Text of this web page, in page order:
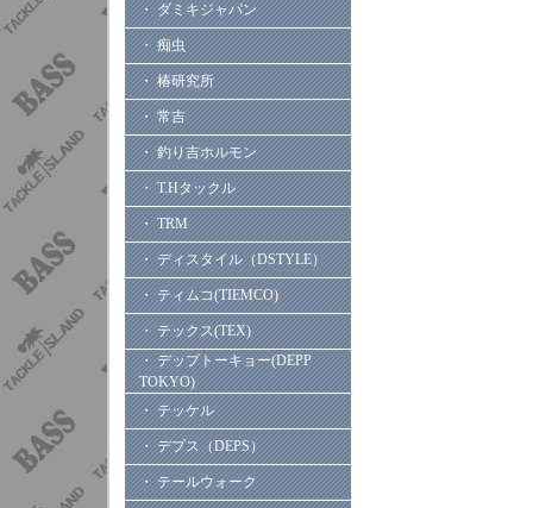
・ ダミキジャパン
・ 痴虫
・ 椿研究所
・ 常吉
・ 釣り吉ホルモン
・ T.Hタックル
・ TRM
・ ディスタイル（DSTYLE）
・ ティムコ(TIEMCO)
・ テックス(TEX)
・ デップトーキョー(DEPP
TOKYO)
・ テッケル
・ デプス（DEPS）
・ テールウォーク